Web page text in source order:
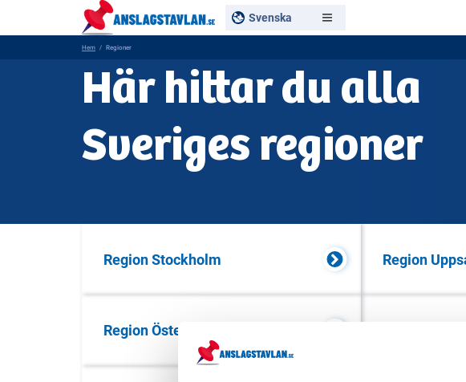
Svenska
Hem Regioner
Här hittar du alla
Sveriges regioner
Region Stockholm Region
Region Östergötland